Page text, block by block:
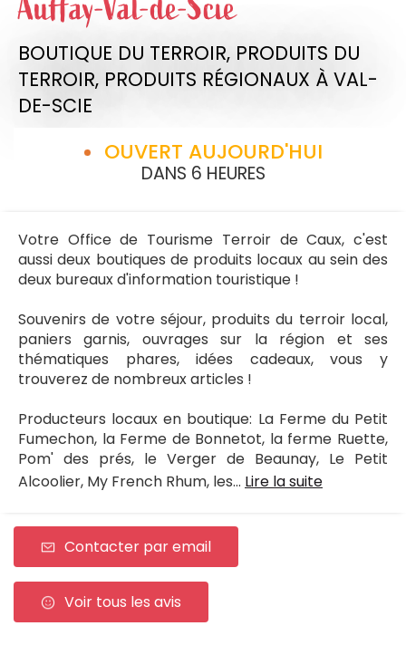
BOUTIQUE DU TERROIR, PRODUITS DU
TERROIR, PRODUITS RÉGIONAUX À VAL-
DE-SCIE
OUVERT AUJOURD'HUI
DANS 6 HEURES
Votre Office de Tourisme Terroir de Caux, c'est
aussi deux boutiques de produits locaux au sein des
deux bureaux d'information touristique !
Souvenirs de votre séjour, produits du terroir local,
paniers garnis, ouvrages sur la région et ses
thématiques phares, idées cadeaux, vous y
trouverez de nombreux articles !
Producteurs locaux en boutique: La Ferme du Petit
Fumechon, la Ferme de Bonnetot, la ferme Ruette,
Pom' des prés, le Verger de Beaunay, Le Petit
Alcoolier, My French Rhum, les... Lire la suite
Contacter par email
Voir tous les avis